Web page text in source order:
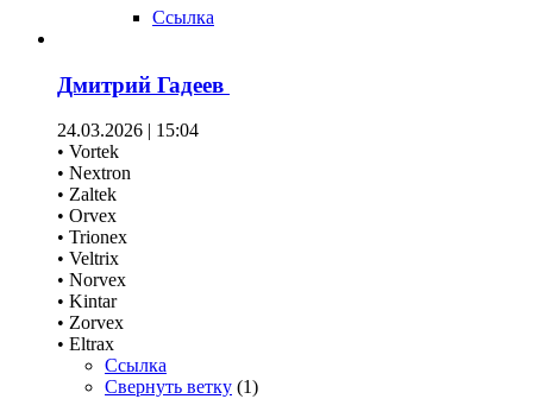
Ссылка
Дмитрий Гадеев
24.03.2026 | 15:04
• Vortek
• Nextron
• Zaltek
• Orvex
• Trionex
• Veltrix
• Norvex
• Kintar
• Zorvex
• Eltrax
Ссылка
Свернуть ветку (1)